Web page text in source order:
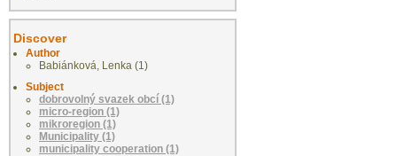
Discover
Author
Babiánková, Lenka (1)
Subject
dobrovolný svazek obcí (1)
micro-region (1)
mikroregion (1)
Municipality (1)
municipality cooperation (1)